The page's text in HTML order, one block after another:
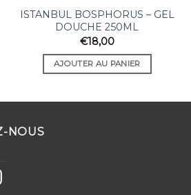
ISTANBUL BOSPHORUS – GEL
DOUCHE 250ML
€18,00
AJOUTER AU PANIER
NOUS